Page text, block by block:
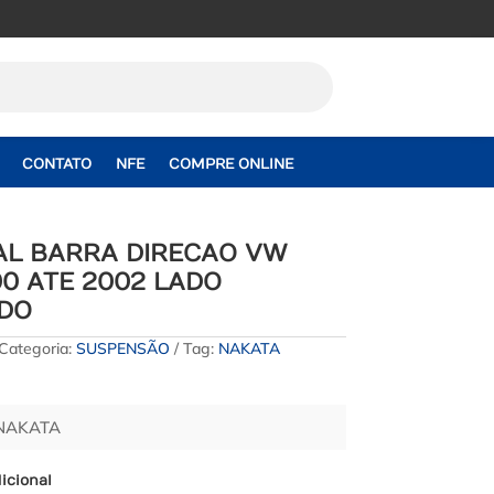
CONTATO NFE COMPRE ONLINE
BARRA DIRECAO VW
ATE 2002 LADO
SUSPENSÃO Tag: NAKATA